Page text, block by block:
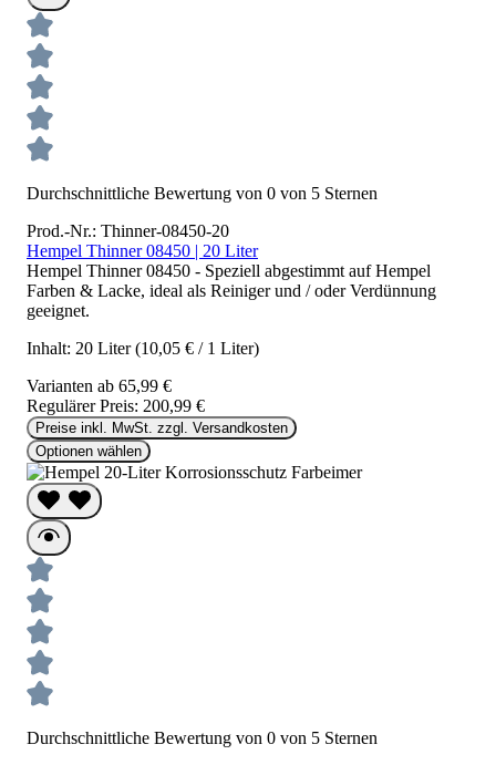
Durchschnittliche Bewertung von 0 von 5 Sternen
Prod.-Nr.: Thinner-08450-20
Hempel Thinner 08450 | 20 Liter
Hempel Thinner 08450 - Speziell abgestimmt auf Hempel
Farben & Lacke, ideal als Reiniger und / oder Verdünnung
geeignet.
Inhalt: 20 Liter(10,05 € / 1 Liter)
Varianten ab 65,99 €
Regulärer Preis: 200,99 €
Preise inkl. MwSt. zzgl. Versandkosten
Optionen wählen
Durchschnittliche Bewertung von 0 von 5 Sternen